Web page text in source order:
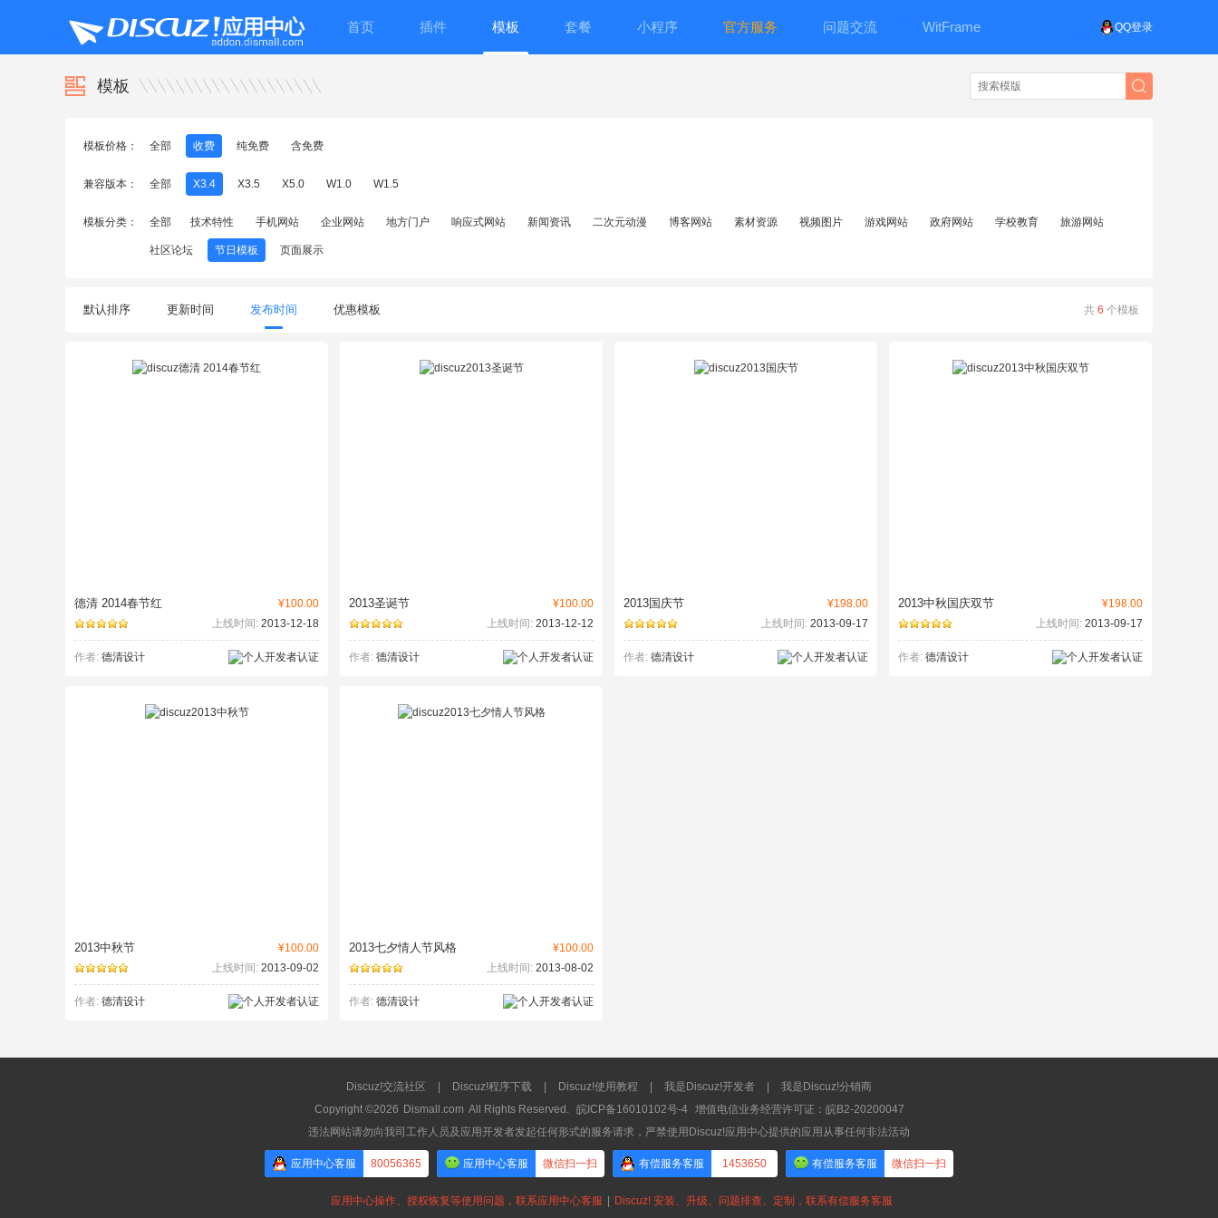
QQ登录
首页 插件 模板 套餐 小程序 官方服务 问题交流 WitFrame
模板
模板价格： 全部 收费 纯免费 含免费
兼容版本： 全部 X3.4 X3.5 X5.0 W1.0 W1.5
模板分类： 全部 技术特性 手机网站 企业网站 地方门户 响应式网站 新闻资讯 二次元动漫 博客网站 素材资源 视频图片 游戏网站 政府网站 学校教育 旅游网站
社区论坛 节日模板 页面展示
共 6 个模板
默认排序 更新时间 发布时间 优惠模板
¥100.00
德清 2014春节红
上线时间: 2013-12-18
作者: 德清设计
¥100.00
2013圣诞节
上线时间: 2013-12-12
作者: 德清设计
¥198.00
2013国庆节
上线时间: 2013-09-17
作者: 德清设计
¥198.00
2013中秋国庆双节
上线时间: 2013-09-17
作者: 德清设计
¥100.00
2013中秋节
上线时间: 2013-09-02
作者: 德清设计
¥100.00
2013七夕情人节风格
上线时间: 2013-08-02
作者: 德清设计
Discuz!交流社区 Discuz!程序下载 Discuz!使用教程 我是Discuz!开发者
我是Discuz!分销商
Copyright ©2026 Dismall.com All Rights Reserved. 皖ICP备16010102号-4
增值电信业务经营许可证：皖B2-20200047
违法网站请勿向我司工作人员及应用开发者发起任何形式的服务请求，严禁使用Discuz!应用中心提供的应用从事任何非法活动
应用中心客服 80056365 应用中心客服 微信扫一扫 有偿服务客服 1453650 有偿服务客服 微信扫一扫
应用中心操作、授权恢复等使用问题，联系应用中心客服 Discuz! 安装、升级、问题排查、定制，联系有偿服务客服